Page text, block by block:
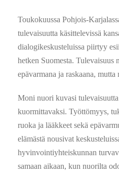
Toukokuussa Pohjois-
tulevaisuutta käsittelevissä
dialogikeskusteluissa piirtyy
hetken Suomesta. Tulevaisuus
epävarmana ja raskaana,
Moni nuori kuvasi
kuormittavaksi. Työttömyys,
ruoka ja lääkkeet sekä
elämästä nousivat
hyvinvointiyhteiskunnan
samaan aikaan, kun nuorilta